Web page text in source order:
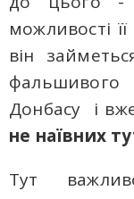
можливості
він
Донбасу і
не наївних
Тут